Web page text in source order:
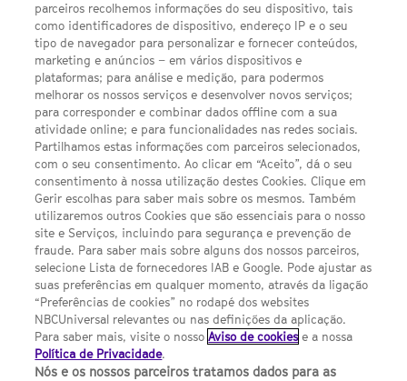
SEGUE-NOS
FACEBOOK
TWITTER
YOUTUBEINSTAGRAM
LINKS ÚTEIS
Escolhas de Anúncios
Política de privacidade
Termos E Condições
FILMES
UMA DIVISÃO DA NBCUNIVERSAL
Contact us by email: contact.SYFYPortugal@ncbuni.com
parceiros recolhemos informações do seu dispositivo, tais
como identificadores de dispositivo, endereço IP e o seu
tipo de navegador para personalizar e fornecer conteúdos,
marketing e anúncios – em vários dispositivos e
plataformas; para análise e medição, para podermos
melhorar os nossos serviços e desenvolver novos serviços;
para corresponder e combinar dados offline com a sua
atividade online; e para funcionalidades nas redes sociais.
Partilhamos estas informações com parceiros selecionados,
com o seu consentimento. Ao clicar em “Aceito”, dá o seu
consentimento à nossa utilização destes Cookies. Clique em
Gerir escolhas para saber mais sobre os mesmos. Também
utilizaremos outros Cookies que são essenciais para o nosso
site e Serviços, incluindo para segurança e prevenção de
fraude. Para saber mais sobre alguns dos nossos parceiros,
selecione Lista de fornecedores IAB e Google. Pode ajustar as
suas preferências em qualquer momento, através da ligação
“Preferências de cookies” no rodapé dos websites
NBCUniversal relevantes ou nas definições da aplicação.
Para saber mais, visite o nossoAviso de cookies e a nossa
Política de Privacidade.
Nós e os nossos parceiros tratamos dados para as